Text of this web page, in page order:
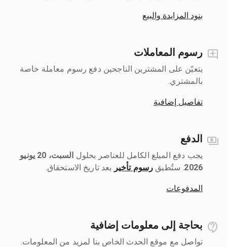
بنود المزايدة والبيع
رسوم المعاملات
يتعيّن على المشترين الناجحين دفع رسوم معاملة خاصة
بالمشتري.
تفاصيل إضافية
الدفع
يجب دفع المبلغ الكامل للعناصر بحلول ‎
السبت، 20 يونيو
2026
رسوم تأخير بعد تاريخ الاستحقاق.
المدفوعات
بحاجة إلى معلومات إضافية
تواصل مع موقع الحدث الخاص بنا لمزيد من المعلومات.